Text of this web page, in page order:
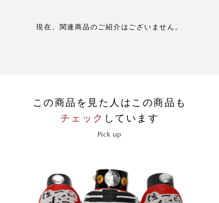
現在、関連商品のご紹介はございません。
この商品を見た人はこの商品も
チェック しています
Pick up